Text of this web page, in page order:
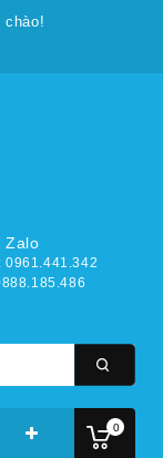
chào!
0
Zalo
0961.441.342